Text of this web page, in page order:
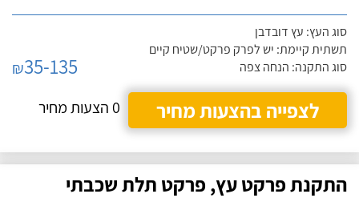
סוג העץ: עץ דובדבן
תשתית קיימת: יש לפרק פרקט/שטיח קיים
סוג התקנה: הנחה צפה
₪35-135
לצפייה בהצעות מחיר
0 הצעות מחיר
התקנת פרקט עץ, פרקט תלת שכבתי